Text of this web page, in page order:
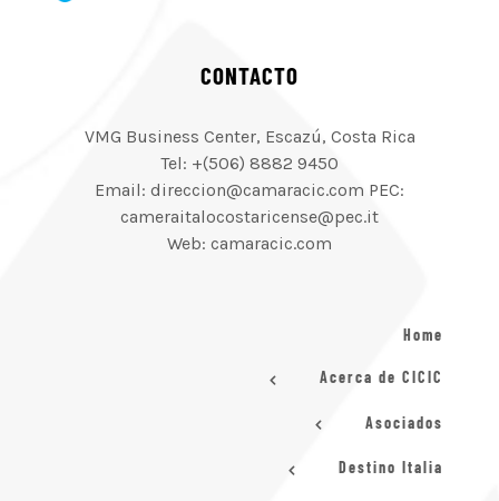
CONTACTO
VMG Business Center, Escazú, Costa Rica
Tel: +(506) 8882 9450
Email: direccion@camaracic.com PEC:
cameraitalocostaricense@pec.it
Web: camaracic.com
Home
Acerca de CICIC
Asociados
Destino Italia